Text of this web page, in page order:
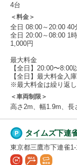
4台
＜料金＞
全日 08:00～20:00 40
全日 20:00～08:00 1
1,000円
最大料金
【全日】20:00〜8:00
【全日】最大料金入
※最大料金は繰り返し
＜車両制限＞
高さ2m、幅1.9m、長
タイムズ下連
東京都三鷹市下連雀